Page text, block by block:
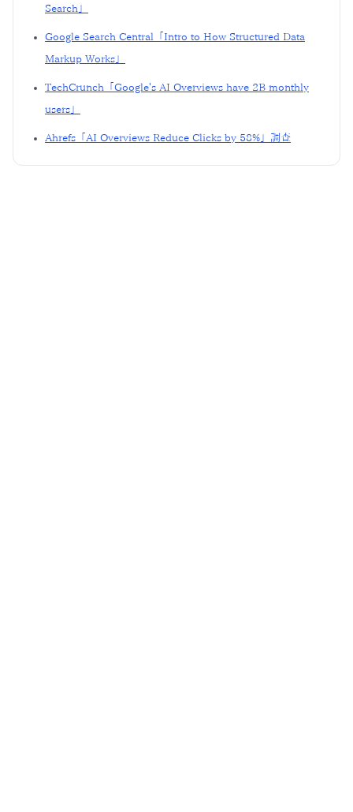
Search」
Google Search Central「Intro to How Structured Data
Markup Works」
TechCrunch「Google's AI Overviews have 2B monthly
users」
Ahrefs「AI Overviews Reduce Clicks by 58%」調査